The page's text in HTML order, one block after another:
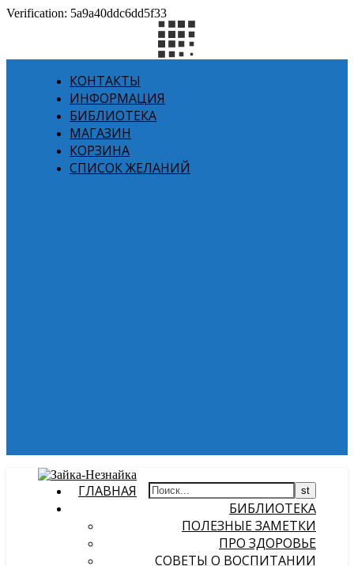
Verification: 5a9a40ddc6dd5f33
КОНТАКТЫ
ИНФОРМАЦИЯ
БИБЛИОТЕКА
МАГАЗИН
КОРЗИНА
СПИСОК ЖЕЛАНИЙ
ГЛАВНАЯ
БИБЛИОТЕКА
ПОЛЕЗНЫЕ ЗАМЕТКИ
ПРО ЗДОРОВЬЕ
СОВЕТЫ О ВОСПИТАНИИ